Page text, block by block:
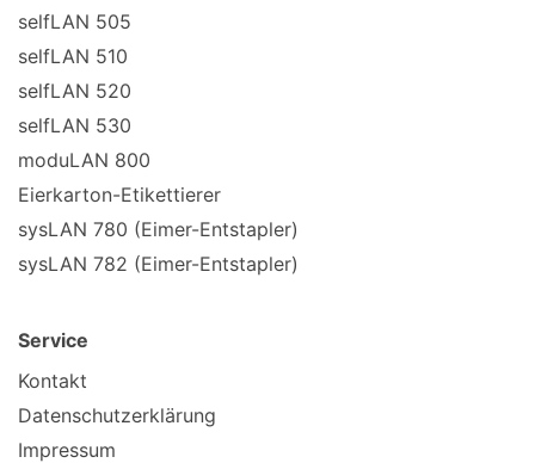
selfLAN 505
selfLAN 510
selfLAN 520
selfLAN 530
moduLAN 800
Eierkarton-Etikettierer
sysLAN 780 (Eimer-Entstapler)
sysLAN 782 (Eimer-Entstapler)
Service
Kontakt
Datenschutzerklärung
Impressum